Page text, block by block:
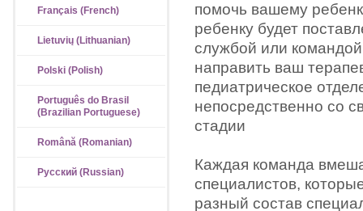
помочь вашему
ребенку будет
службой или
направить ваш
педиатрическое
непосредственно со
стадии
Каждая команда
специалистов,
разный состав
Français (French)
Lietuvių (Lithuanian)
Polski (Polish)
Português do Brasil
(Brazilian Portuguese)
Română (Romanian)
Русский (Russian)